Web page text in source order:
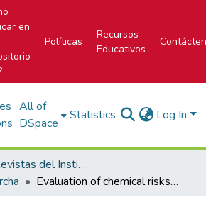
en
Políticas
Recursos
Educativos
All of
DSpace
Statistics Log In
Portal de Revistas del Instituto Tecnológico de Costa Rica
Evaluation of chemical risks by inhalation of substances used in a graphic industry